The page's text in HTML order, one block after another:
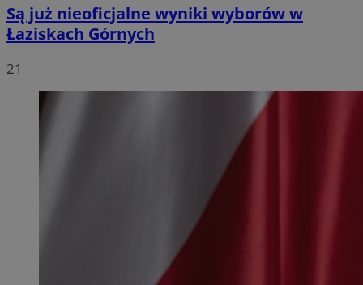
Są już nieoficjalne wyniki wyborów w
Łaziskach Górnych
21